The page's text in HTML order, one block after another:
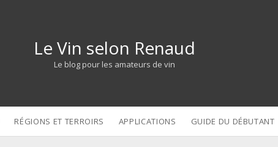
Le Vin selon Renaud
Le blog pour les amateurs de vin
RÉGIONS ET TERROIRS APPLICATIONS GUIDE DU DÉBUTANT